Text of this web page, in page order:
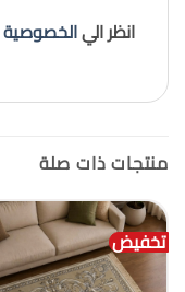
انظر اليالخصوصية
منتجات ذات صلة
تخفيض